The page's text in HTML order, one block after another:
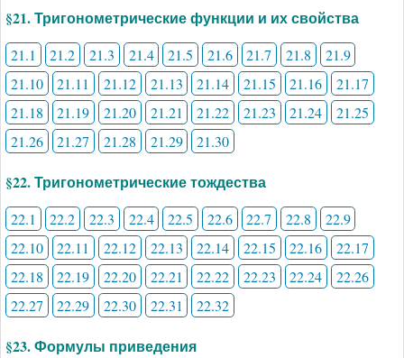
§21. Тригонометрические функции и их свойства
21.1 21.2 21.3 21.4 21.5 21.6 21.7 21.8
21.9
21.10
21.11 21.12 21.13 21.14 21.15 21.16
21.17
21.18
21.19 21.20 21.21 21.22 21.23 21.24
21.25
21.26
21.27 21.28 21.29 21.30
§22. Тригонометрические тождества
22.1 22.2 22.3 22.4 22.5 22.6 22.7 22.8
22.9
22.10
22.11 22.12 22.13 22.14 22.15 22.16
22.17
22.18
22.19 22.20 22.21 22.22 22.23 22.24
22.26
22.27
22.29 22.30 22.31 22.32
§23. Формулы приведения